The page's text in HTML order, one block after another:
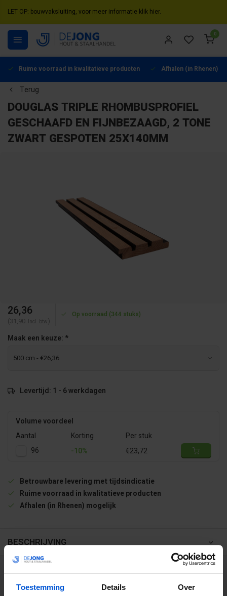
Toestemming Details Over
LET OP: bouwvaksluiting, voor meer informatie klik hier.
0
Ruime voorraad in kwalitatieve producten Afhalen (in Rhenen)
Terug
DOUGLAS TRIPLE RHOMBUSPROFIEL
GESCHAAFD EN FIJNBEZAAGD, 2 TONE
ZWART GESPOTEN 25X140MM
26,36
(31,90 Incl. btw )
Op voorraad (344 stuks)
Maak een keuze: *
Levertijd: 1 - 6 werkdagen
Volume voordeel
Aantal
Korting
Per stuk
96
-10% €23,72
Betrouwbare levering met tijdsindicatie
Ruime voorraad in kwalitatieve producten
Afhalen (in Rhenen) mogelijk
BESCHRIJVING
WIJ HELPEN JE GRAAG